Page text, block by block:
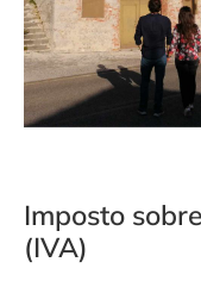
Imposto
(IVA)